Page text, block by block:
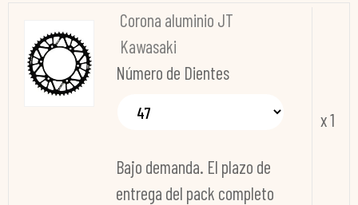
Corona aluminio JT
Kawasaki
Número de Dientes
Bajo demanda. El plazo de
entrega del pack completo
x 1